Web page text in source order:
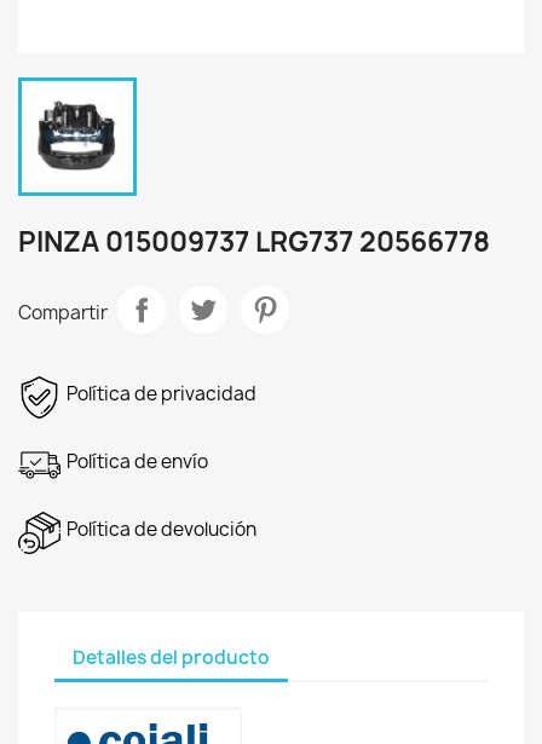
PINZA 015009737 LRG737 20566778
Compartir
Política de privacidad
Política de envío
Política de devolución
Detalles del producto